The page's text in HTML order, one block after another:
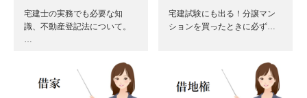
宅建士の実務でも必要な知
識、不動産登記法について。
宅建試験にも出る！分譲マン
ションを買ったときに必ず…